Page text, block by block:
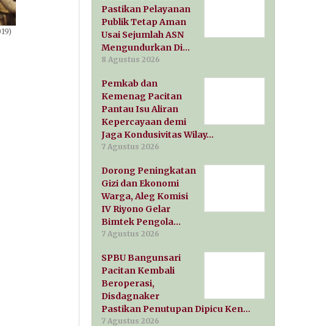
Pastikan Pelayanan
Publik Tetap Aman
Usai Sejumlah ASN
Mengundurkan Di…
8 Agustus 2026
Pemkab dan
Kemenag Pacitan
Pantau Isu Aliran
Kepercayaan demi
Jaga Kondusivitas Wilay…
7 Agustus 2026
Dorong Peningkatan
Gizi dan Ekonomi
Warga, Aleg Komisi
IV Riyono Gelar
Bimtek Pengola…
7 Agustus 2026
SPBU Bangunsari
Pacitan Kembali
Beroperasi,
Disdagnaker
Pastikan Penutupan Dipicu Ken…
7 Agustus 2026